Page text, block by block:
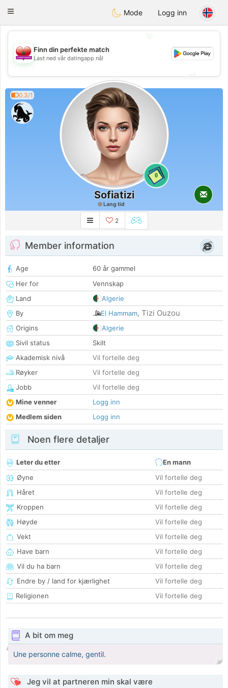
Maroc Dating
Toggle
Mode Logg inn
💖
💕
Finn din perfekte match
Last ned vår datingapp nå!
0.3/1
0
Sofiatizi
Lang tid
2
Member information
Age
60 år gammel
Her for
Vennskap
Land
Algerie
By
El Hammam, Tizi Ouzou
Origins
Algerie
Sivil status
Skilt
Akademisk nivå
Vil fortelle deg
Røyker
Vil fortelle deg
Jobb
Vil fortelle deg
Mine venner
Logg inn
Medlem siden
Logg inn
Noen flere detaljer
Leter du etter
En mann
Øyne
Vil fortelle deg
Håret
Vil fortelle deg
Kroppen
Vil fortelle deg
Høyde
Vil fortelle deg
Vekt
Vil fortelle deg
Have barn
Vil fortelle deg
Vil du ha barn
Vil fortelle deg
Endre by / land for kjærlighet
Vil fortelle deg
Religionen
Vil fortelle deg
A bit om meg
Une personne calme, gentil.
Jeg vil at partneren min skal være